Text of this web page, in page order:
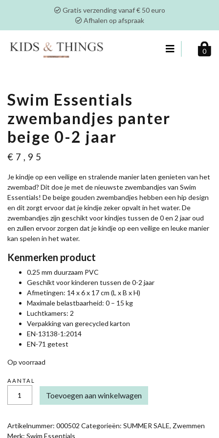
Gratis verzending vanaf € 50 euro
Afhalen op afspraak
0
Swim Essentials
zwembandjes panter
beige 0-2 jaar
€ 7,95
Je kindje op een veilige en stralende manier laten genieten van het
zwembad? Dit doe je met de nieuwste zwembandjes van Swim
Essentials! De beige gouden zwembandjes hebben een hip design
en dit zorgt ervoor dat je kindje zeker opvalt in het water. De
zwembandjes zijn geschikt voor kindjes tussen de 0 en 2 jaar oud
en zullen ervoor zorgen dat je kindje op een veilige en leuke manier
kan spelen in het water.
Kenmerken product
0.25 mm duurzaam PVC
Geschikt voor kinderen tussen de 0-2 jaar
Afmetingen: 14 x 6 x 17 cm (L x B x H)
Maximale belastbaarheid: 0 – 15 kg
Luchtkamers: 2
Verpakking van gerecycled karton
EN-13138-1:2014
EN-71 getest
Op voorraad
AANTAL
ESSENTIALS
ZWEMBANDJES
0-
2
Toevoegen aan winkelwagen
Artikelnummer: 000502 Categorieën: SUMMER SALE, Zwemmen
Merk: Swim Essentials